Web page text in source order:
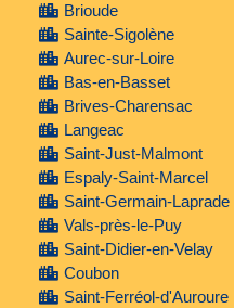
Brioude
Sainte-Sigolène
Aurec-sur-Loire
Bas-en-Basset
Brives-Charensac
Langeac
Saint-Just-Malmont
Espaly-Saint-Marcel
Saint-Germain-Laprade
Vals-près-le-Puy
Saint-Didier-en-Velay
Coubon
Saint-Ferréol-d'Auroure